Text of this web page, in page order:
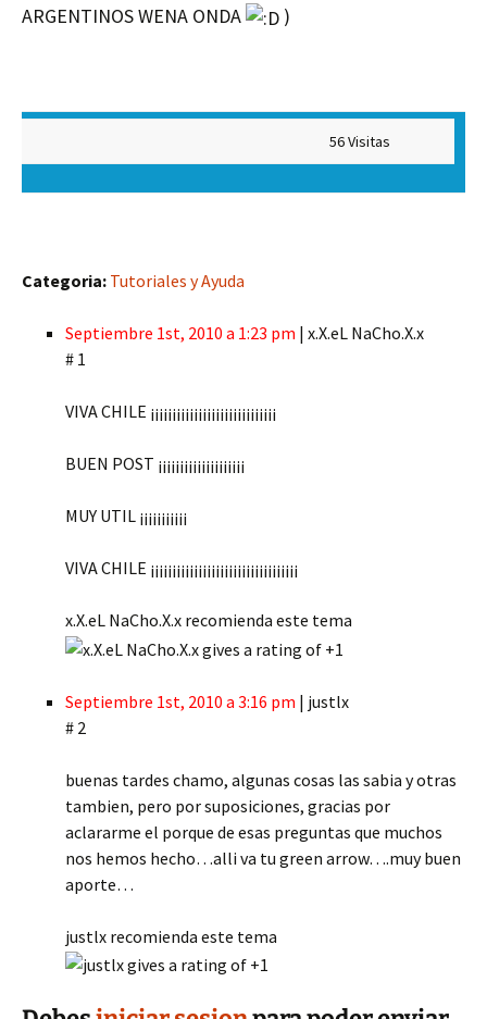
ARGENTINOS WENA ONDA
)
56 Visitas
Categoria: Tutoriales y Ayuda
Septiembre 1st, 2010 a 1:23 pm | x.X.eL NaCho.X.x
# 1
VIVA CHILE ¡¡¡¡¡¡¡¡¡¡¡¡¡¡¡¡¡¡¡¡¡¡¡¡¡¡¡¡¡
BUEN POST ¡¡¡¡¡¡¡¡¡¡¡¡¡¡¡¡¡¡¡¡
MUY UTIL ¡¡¡¡¡¡¡¡¡¡¡
VIVA CHILE ¡¡¡¡¡¡¡¡¡¡¡¡¡¡¡¡¡¡¡¡¡¡¡¡¡¡¡¡¡¡¡¡¡¡
x.X.eL NaCho.X.x recomienda este tema
Septiembre 1st, 2010 a 3:16 pm | justlx
# 2
buenas tardes chamo, algunas cosas las sabia y otras
tambien, pero por suposiciones, gracias por
aclararme el porque de esas preguntas que muchos
nos hemos hecho…alli va tu green arrow….muy buen
aporte…
justlx recomienda este tema